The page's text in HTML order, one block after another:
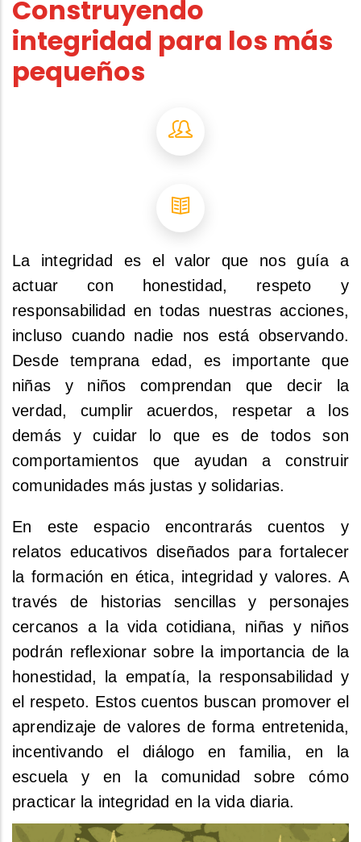
Construyendo
integridad para los más
pequeños
La integridad es el valor que nos guía a
actuar con honestidad, respeto y
responsabilidad en todas nuestras acciones,
incluso cuando nadie nos está observando.
Desde temprana edad, es importante que
niñas y niños comprendan que decir la
verdad, cumplir acuerdos, respetar a los
demás y cuidar lo que es de todos son
comportamientos que ayudan a construir
comunidades más justas y solidarias.
En este espacio encontrarás cuentos y
relatos educativos diseñados para fortalecer
la formación en ética, integridad y valores. A
través de historias sencillas y personajes
cercanos a la vida cotidiana, niñas y niños
podrán reflexionar sobre la importancia de la
honestidad, la empatía, la responsabilidad y
el respeto. Estos cuentos buscan promover el
aprendizaje de valores de forma entretenida,
incentivando el diálogo en familia, en la
escuela y en la comunidad sobre cómo
practicar la integridad en la vida diaria.